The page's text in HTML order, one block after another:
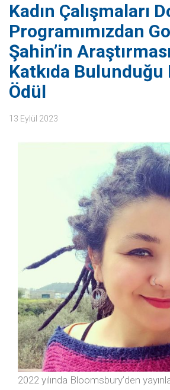
Kadın Çalışmaları
Programımızdan
Şahin’in
Katkıda Bulunduğu
Ödül
13 Eylül 2023
2022 yılında Bloomsbury’den